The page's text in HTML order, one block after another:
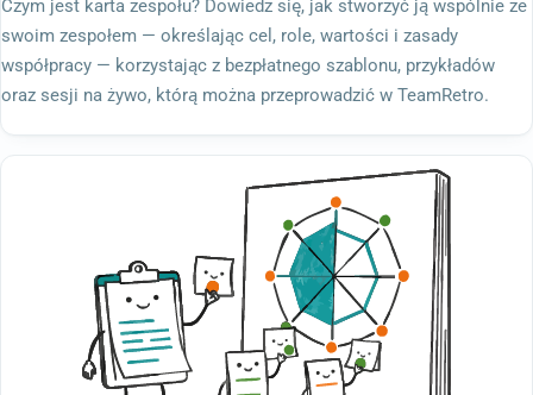
Czym jest karta zespołu? Dowiedz się, jak stworzyć ją wspólnie ze
swoim zespołem — określając cel, role, wartości i zasady
współpracy — korzystając z bezpłatnego szablonu, przykładów
oraz sesji na żywo, którą można przeprowadzić w TeamRetro.